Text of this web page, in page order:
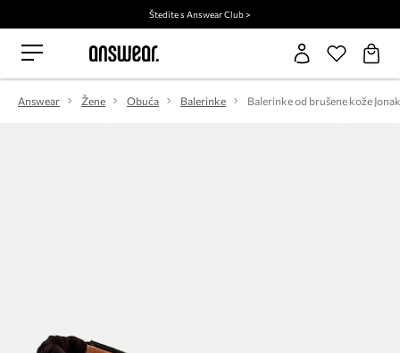
Štedite s Answear Club >
Answear Žene Obuća Balerinke